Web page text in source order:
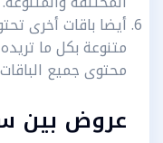
أيضا باقات أخرى
متنوعة بكل ما
محتوى جميع
عروض بين